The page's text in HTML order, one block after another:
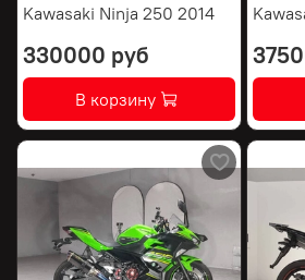
Kawasaki Ninja 250 2014
330000 руб
В корзину